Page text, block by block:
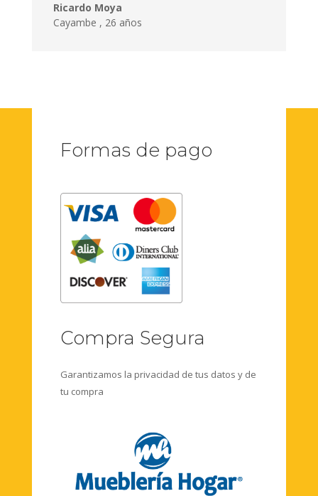
Ricardo Moya
Cayambe , 26 años
Formas de pago
Compra Segura
Garantizamos la privacidad de tus datos y de
tu compra